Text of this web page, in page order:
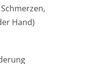
Hand)